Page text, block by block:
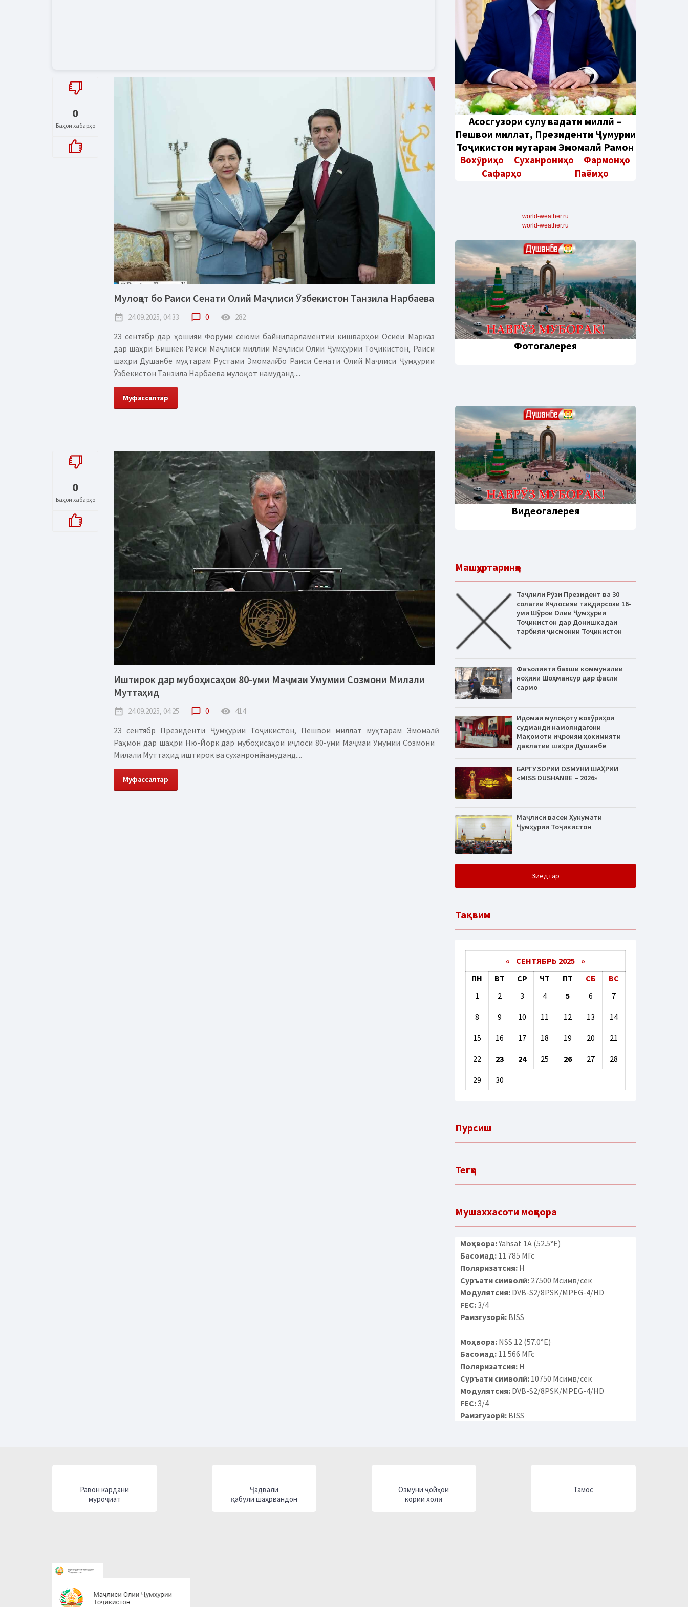
0
Баҳои хабарҳо
Мулоқот бо Раиси Сенати Олий Маҷлиси Ӯзбекистон Танзила Нарбаева
date_range 24.09.2025, 04:33 chat_bubble_outline 0 remove_red_eye 282
23 сентябр дар ҳошияи Форуми сеюми байнипарламентии кишварҳои Осиёи Марказӣ
дар шаҳри Бишкек Раиси Маҷлиси миллии Маҷлиси Олии Ҷумҳурии Тоҷикистон, Раиси
шаҳри Душанбе муҳтарам Рустами Эмомалӣ бо Раиси Сенати Олий Маҷлиси Ҷумҳурии
Ӯзбекистон Танзила Нарбаева мулоқот намуданд....
Муфассалтар
0
Баҳои хабарҳо
Иштирок дар мубоҳисаҳои 80-уми Маҷмаи Умумии Созмони Милали
Муттаҳид
date_range 24.09.2025, 04:25 chat_bubble_outline 0 remove_red_eye 414
23 сентябр Президенти Ҷумҳурии Тоҷикистон, Пешвои миллат муҳтарам Эмомалӣ
Раҳмон дар шаҳри Ню-Йорк дар мубоҳисаҳои иҷлоси 80-уми Маҷмаи Умумии Созмони
Милали Муттаҳид иштирок ва суханронӣ намуданд....
Муфассалтар
Aсосгузори сулҳу ваҳдати миллӣ –
Пешвои миллат, Президенти Ҷумҳурии
Тоҷикистон муҳтарам Эмомалӣ Раҳмон
Вохӯриҳо Суханрониҳо
Фармонҳо
Сафарҳо
Паёмҳо
world-weather.ru
world-weather.ru
Фотогалерея
Видеогалерея
Машҳуртаринҳо
Таҷлили Рӯзи Президент ва 30
солагии Иҷлосияи тақдирсози 16-
уми Шӯрои Олии Ҷумҳурии
Тоҷикистон дар Донишкадаи
тарбияи ҷисмонии Тоҷикистон
Фаъолияти бахши коммуналии
ноҳияи Шоҳмансур дар фасли
сармо
Идомаи мулоқоту вохӯриҳои
судманди намояндагони
Мақомоти иҷроияи ҳокимияти
давлатии шаҳри Душанбе
БАРГУЗОРИИ ОЗМУНИ ШАҲРИИ
«MISS DUSHANBE – 2026»
Маҷлиси васеи Ҳукумати
Ҷумҳурии Тоҷикистон
Зиёдтар
Тақвим
« СЕНТЯБРЬ 2025 »
ПН
ВТ СР ЧТ ПТ СБ
ВС
1
2 3 4 5 6 7
8 9 10 11 12 13 14
15 16 17 18 19 20 21
22 23 24 25 26 27 28
29 30
Пурсиш
Тегҳо
Мушаххасоти моҳвора
Моҳвора:Yahsat 1A (52.5°E)
Басомад:11 785 МГс
Поляризатсия:H
Суръати символӣ:27500 Мсимв/сек
Модулятсия:DVB-S2/8PSK/MPEG-4/HD
FEC:3/4
Рамзгузорӣ:BISS
Моҳвора:NSS 12 (57.0°E)
Басомад:11 566 МГс
Поляризатсия:H
Суръати символӣ:10750 Мсимв/сек
Модулятсия:DVB-S2/8PSK/MPEG-4/HD
FEC:3/4
Рамзгузорӣ:BISS
Равон кардани
муроҷиат
Ҷадвали
қабули шаҳрвандон
Озмуни ҷойҳои
кории холӣ
Тамос